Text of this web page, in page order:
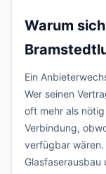
Warum
Ein
Wer seinen
oft mehr als
Verbindung,
verfügbar